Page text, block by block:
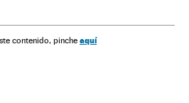
contenido, pinche aquí